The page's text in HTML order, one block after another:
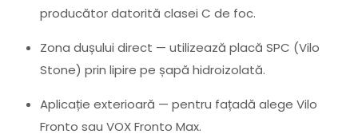
producător datorită clasei C de foc.
Zona dușului direct — utilizează placă SPC (Vilo
Stone) prin lipire pe șapă hidroizolată.
Aplicație exterioară — pentru fațadă alege Vilo
Fronto sau VOX Fronto Max.